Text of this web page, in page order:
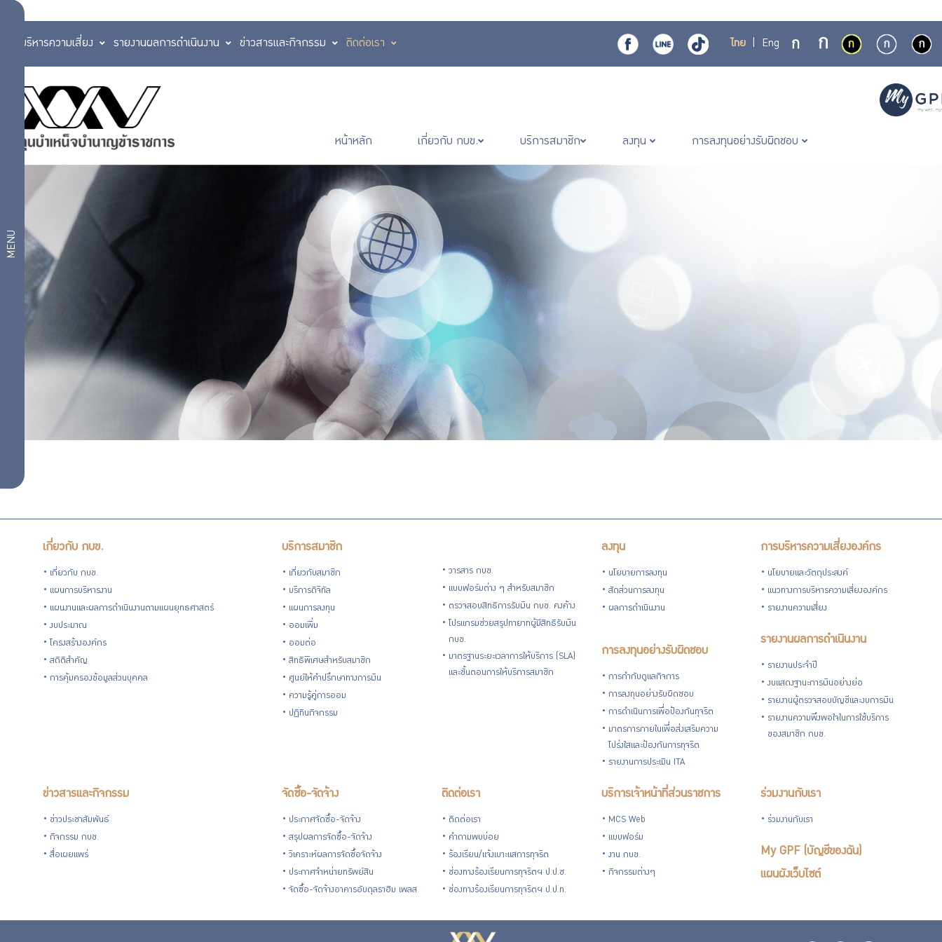
ไทย Eng
การบริหารความเสี่ยง รายงานผลการดำเนินงาน ข่าวสารและกิจกรรม ติดต่อเรา
หน้าหลัก เกี่ยวกับ กบข. บริการสมาชิก ลงทุน การลงทุนอย่างรับผิดชอบ
MENU
เรา
บ่อย
สอบถาม
ร้อง
เรียน/
เกี่ยวกับ กบข.
เกี่ยวกับ กบข.
แผนการบริหารงาน
แผนงานและผลการดำเนินงานตามแผนยุทธศาสตร์
งบประมาณ
โครงสร้างองค์กร
สถิติสำคัญ
การคุ้มครองข้อมูลส่วนบุคคล
บริการสมาชิก
เกี่ยวกับสมาชิก
บริการดิจิทัล
แผนการลงทุน
ออมเพิ่ม
ออมต่อ
สิทธิพิเศษสำหรับสมาชิก
ศูนย์ให้คำปรึกษาทางการเงิน
ความรู้คู่การออม
ปฏิทินกิจกรรม
วารสาร กบข.
แบบฟอร์มต่าง ๆ สำหรับสมาชิก
ตรวจสอบสิทธิการรับเงิน กบข. คงค้าง
โปรแกรมช่วยสรุปทายาทผู้มีสิทธิรับเงิน
กบข.
มาตรฐานระยะเวลาการให้บริการ (SLA)
และขั้นตอนการให้บริการสมาชิก
ลงทุน
นโยบายการลงทุน
สัดส่วนการลงทุน
ผลการดำเนินงาน
การลงทุนอย่างรับผิดชอบ
การกำกับดูแลกิจการ
การลงทุนอย่างรับผิดชอบ
การดำเนินการเพื่อป้องกันทุจริต
มาตรการภายในเพื่อส่งเสริมความ
โปร่งใสและป้องกันการทุจริต
รายงานการประเมิน ITA
การบริหารความเสี่ยงองค์กร
นโยบายและวัตถุประสงค์
แนวทางการบริหารความเสี่ยงองค์กร
รายงานความเสี่ยง
รายงานผลการดำเนินงาน
รายงานประจำปี
งบแสดงฐานะการเงินอย่างย่อ
รายงานผู้ตรวจสอบบัญชีและงบการเงิน
รายงานความพึงพอใจในการใช้บริการ
ของสมาชิก กบข.
ข่าวสารและกิจกรรม
ข่าวประชาสัมพันธ์
กิจกรรม กบข.
สื่อเผยแพร่
จัดซื้อ-จัดจ้าง
ประกาศจัดซื้อ-จัดจ้าง
สรุปผลการจัดซื้อ-จัดจ้าง
วิเคราะห์ผลการจัดซื้อจัดจ้าง
ประกาศจำหน่ายทรัพย์สิน
จัดซื้อ-จัดจ้างอาคารอับดุลราฮิม เพลส
ติดต่อเรา
ติดต่อเรา
คำถามพบบ่อย
ร้องเรียน/แจ้งเบาะแสการทุจริต
ช่องทางร้องเรียนการทุจริตฯ ป.ป.ช.
ช่องทางร้องเรียนการทุจริตฯ ป.ป.ท.
บริการเจ้าหน้าที่ส่วนราชการ
MCS Web
แบบฟอร์ม
งาน กบข.
กิจกรรมต่างๆ
ร่วมงานกับเรา
ร่วมงานกับเรา
My GPF (บัญชีของฉัน)
แผนผังเว็บไซต์